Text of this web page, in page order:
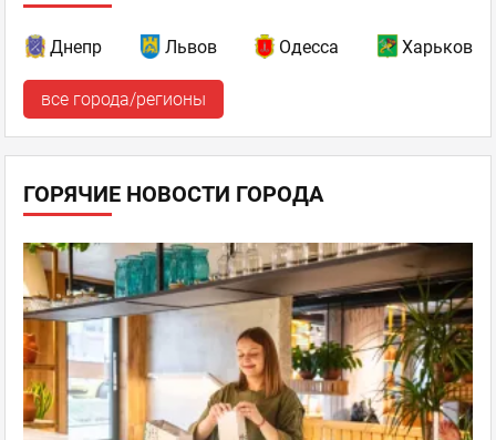
Днепр Львов Одесса Харьков
все города/регионы
ГОРЯЧИЕ НОВОСТИ ГОРОДА